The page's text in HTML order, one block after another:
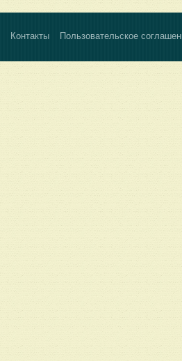
Контакты Пользовательское